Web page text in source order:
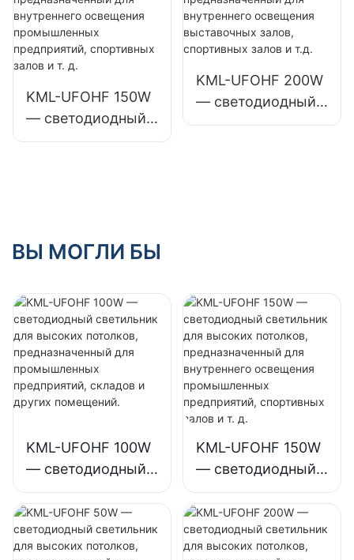
для
промышленных
предприятий,
складов и других
помещений.
для
промышленных
предприятий,
складов и других
помещений.
KML-UFOHF 150W
— светодиодный
светильник для
освещения
предприятий,
спортивных залов
и т. д.
KML-UFOHF 200W
— светодиодный
светильник для
залов и т.д.
ВЫ МОГЛИ БЫ
KML-UFOHF 100W
— светодиодный
светильник для
высоких
потолков,
предназначенный
KML-UFOHF 150W
— светодиодный
светильник для
высоких
потолков,
предназначенный